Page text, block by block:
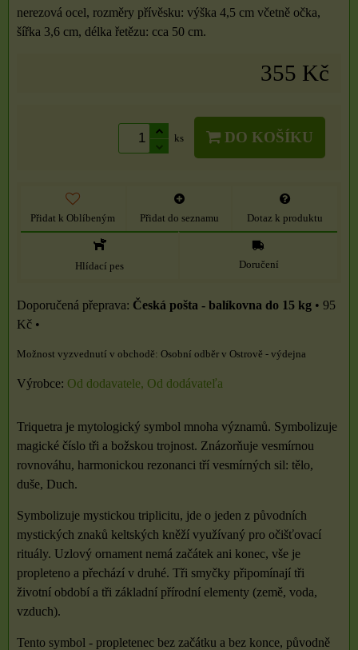
nerezová ocel, rozměry přívěsku: výška 4,5 cm včetně očka,
šířka 3,6 cm, délka řetězu: cca 50 cm.
355 Kč
ks DO KOŠÍKU
Přidat k Oblíbeným Přidat do seznamu Dotaz k produktu
Hlídací pes Doručení
Česká pošta - balíkovna do 15 kg • 95
Kč •
Osobní odběr v Ostrově - výdejna
Výrobce: Od dodavatele, Od dodávateľa
Triquetra je mytologický symbol mnoha významů. Symbolizuje
magické číslo tři a božskou trojnost. Znázorňuje vesmírnou
rovnováhu, harmonickou rezonanci tří vesmírných sil: tělo,
duše, Duch.
Symbolizuje mystickou triplicitu, jde o jeden z původních
mystických znaků keltských kněží využívaný pro očišťovací
rituály. Uzlový ornament nemá začátek ani konec, vše je
propleteno a přechází v druhé. Tři smyčky připomínají tři
životní období a tři základní přírodní elementy (země, voda,
vzduch).
Tento symbol - propletenec bez začátku a bez konce, původně